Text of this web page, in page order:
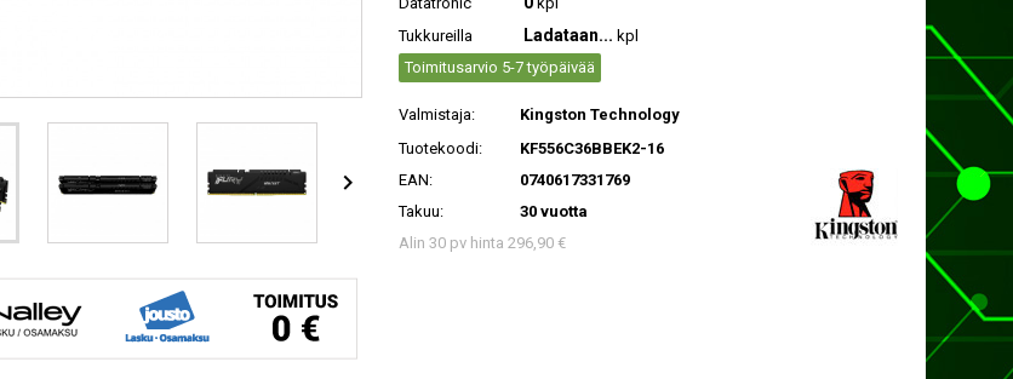

Tukkureilla
Ladataan... kpl
Toimitusarvio 5-7 työpäivää
Valmistaja:
Kingston Technology
Tuotekoodi:
KF556C36BBEK2-16
EAN:
0740617331769
Takuu:
30 vuotta
Alin 30 pv hinta 296,90 €